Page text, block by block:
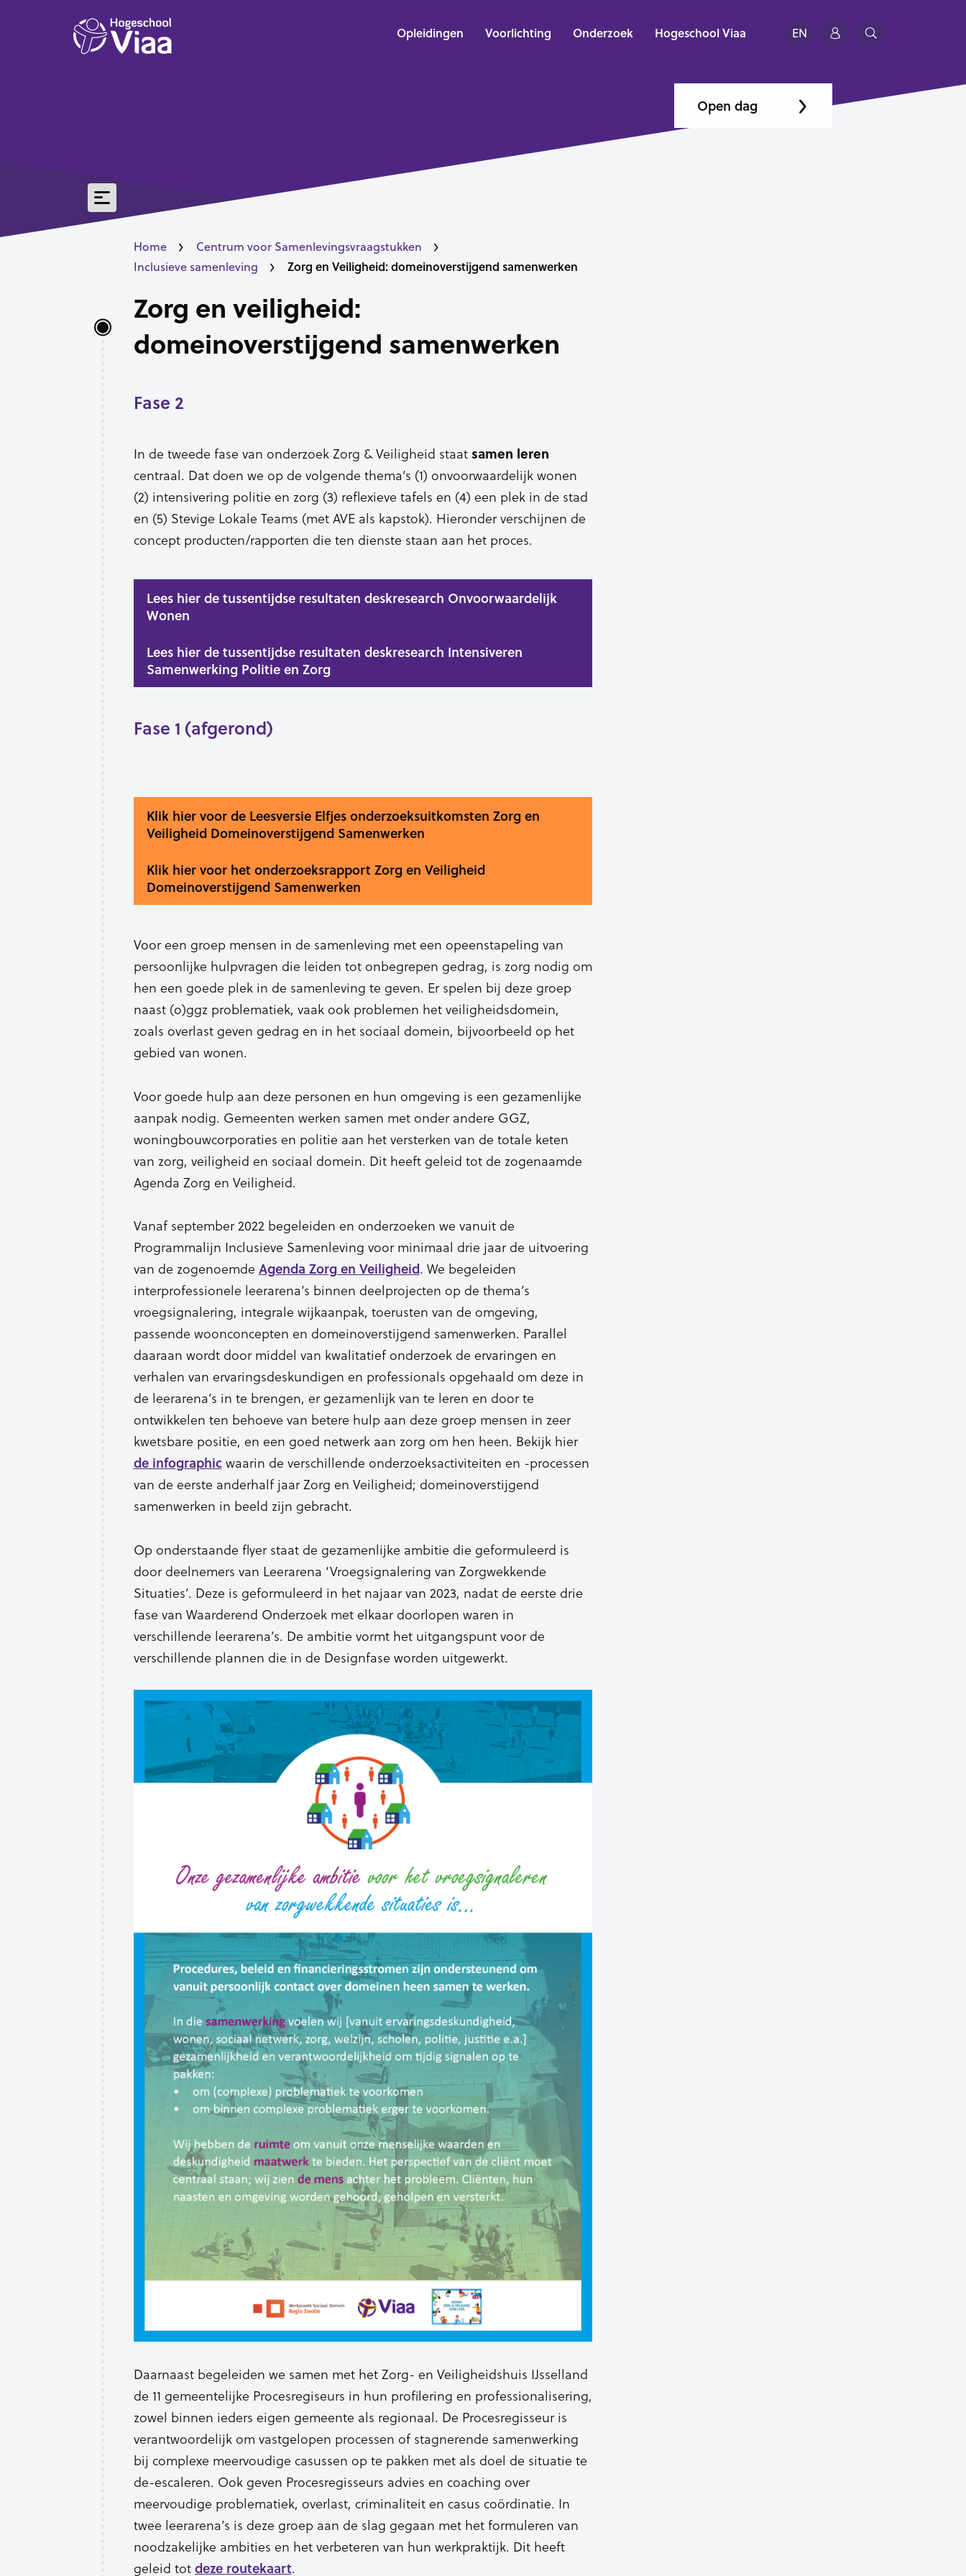
Opleidingen Voorlichting Onderzoek Hogeschool Viaa EN
Open dag
Home
Centrum voor Samenlevingsvraagstukken
Inclusieve samenleving
Zorg en Veiligheid: domeinoverstijgend samenwerken
Zorg en veiligheid:
domeinoverstijgend samenwerken
Fase 2
In de tweede fase van onderzoek Zorg & Veiligheid staatsamen leren
centraal. Dat doen we op de volgende thema’s (1) onvoorwaardelijk wonen
(2) intensivering politie en zorg (3) reflexieve tafels en (4) een plek in de stad
en (5) Stevige Lokale Teams (met AVE als kapstok). Hieronder verschijnen de
concept producten/rapporten die ten dienste staan aan het proces.
Lees hier de tussentijdse resultaten deskresearch Onvoorwaardelijk
Wonen
Lees hier de tussentijdse resultaten deskresearch Intensiveren
Samenwerking Politie en Zorg
Fase 1 (afgerond)
Klik hier voor de Leesversie Elfjes onderzoeksuitkomsten Zorg en
Veiligheid Domeinoverstijgend Samenwerken
Klik hier voor het onderzoeksrapport Zorg en Veiligheid
Domeinoverstijgend Samenwerken
Voor een groep mensen in de samenleving met een opeenstapeling van
persoonlijke hulpvragen die leiden tot onbegrepen gedrag, is zorg nodig om
hen een goede plek in de samenleving te geven. Er spelen bij deze groep
naast (o)ggz problematiek, vaak ook problemen het veiligheidsdomein,
zoals overlast geven gedrag en in het sociaal domein, bijvoorbeeld op het
gebied van wonen.
Voor goede hulp aan deze personen en hun omgeving is een gezamenlijke
aanpak nodig. Gemeenten werken samen met onder andere GGZ,
woningbouwcorporaties en politie aan het versterken van de totale keten
van zorg, veiligheid en sociaal domein. Dit heeft geleid tot de zogenaamde
Agenda Zorg en Veiligheid.
Vanaf september 2022 begeleiden en onderzoeken we vanuit de
Programmalijn Inclusieve Samenleving voor minimaal drie jaar de uitvoering
van de zogenoemde Agenda Zorg en Veiligheid. We begeleiden
interprofessionele leerarena’s binnen deelprojecten op de thema’s
vroegsignalering, integrale wijkaanpak, toerusten van de omgeving,
passende woonconcepten en domeinoverstijgend samenwerken. Parallel
daaraan wordt door middel van kwalitatief onderzoek de ervaringen en
verhalen van ervaringsdeskundigen en professionals opgehaald om deze in
de leerarena’s in te brengen, er gezamenlijk van te leren en door te
ontwikkelen ten behoeve van betere hulp aan deze groep mensen in zeer
kwetsbare positie, en een goed netwerk aan zorg om hen heen. Bekijk hier
de infographicwaarin de verschillende onderzoeksactiviteiten en -processen
van de eerste anderhalf jaar Zorg en Veiligheid; domeinoverstijgend
samenwerken in beeld zijn gebracht.
Op onderstaande flyer staat de gezamenlijke ambitie die geformuleerd is
door deelnemers van Leerarena ‘Vroegsignalering van Zorgwekkende
Situaties’. Deze is geformuleerd in het najaar van 2023, nadat de eerste drie
fase van Waarderend Onderzoek met elkaar doorlopen waren in
verschillende leerarena’s. De ambitie vormt het uitgangspunt voor de
verschillende plannen die in de Designfase worden uitgewerkt.
Daarnaast begeleiden we samen met het Zorg- en Veiligheidshuis IJsselland
de 11 gemeentelijke Procesregiseurs in hun profilering en professionalisering,
zowel binnen ieders eigen gemeente als regionaal. De Procesregisseur is
verantwoordelijk om vastgelopen processen of stagnerende samenwerking
bij complexe meervoudige casussen op te pakken met als doel de situatie te
de-escaleren. Ook geven Procesregisseurs advies en coaching over
meervoudige problematiek, overlast, criminaliteit en casus coördinatie. In
twee leerarena’s is deze groep aan de slag gegaan met het formuleren van
noodzakelijke ambities en het verbeteren van hun werkpraktijk. Dit heeft
geleid totdeze routekaart.